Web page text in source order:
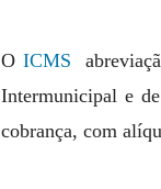
O ICMS
Intermunicipal e
cobrança, com